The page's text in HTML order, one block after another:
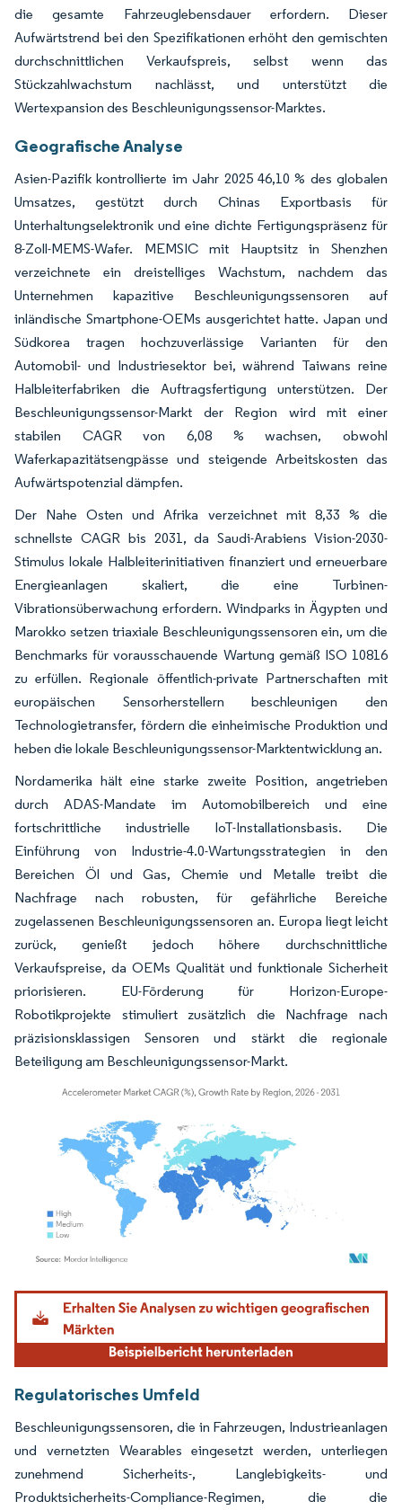
die gesamte Fahrzeuglebensdauer erfordern. Dieser
Aufwärtstrend bei den Spezifikationen erhöht den gemischten
durchschnittlichen Verkaufspreis, selbst wenn das
Stückzahlwachstum nachlässt, und unterstützt die
Wertexpansion des Beschleunigungssensor-Marktes.
Geografische Analyse
Asien-Pazifik kontrollierte im Jahr 2025 46,10 % des globalen
Umsatzes, gestützt durch Chinas Exportbasis für
Unterhaltungselektronik und eine dichte Fertigungspräsenz für
8-Zoll-MEMS-Wafer. MEMSIC mit Hauptsitz in Shenzhen
verzeichnete ein dreistelliges Wachstum, nachdem das
Unternehmen kapazitive Beschleunigungssensoren auf
inländische Smartphone-OEMs ausgerichtet hatte. Japan und
Südkorea tragen hochzuverlässige Varianten für den
Automobil- und Industriesektor bei, während Taiwans reine
Halbleiterfabriken die Auftragsfertigung unterstützen. Der
Beschleunigungssensor-Markt der Region wird mit einer
stabilen CAGR von 6,08 % wachsen, obwohl
Waferkapazitätsengpässe und steigende Arbeitskosten das
Aufwärtspotenzial dämpfen.
Der Nahe Osten und Afrika verzeichnet mit 8,33 % die
schnellste CAGR bis 2031, da Saudi-Arabiens Vision-2030-
Stimulus lokale Halbleiterinitiativen finanziert und erneuerbare
Energieanlagen skaliert, die eine Turbinen-
Vibrationsüberwachung erfordern. Windparks in Ägypten und
Marokko setzen triaxiale Beschleunigungssensoren ein, um die
Benchmarks für vorausschauende Wartung gemäß ISO 10816
zu erfüllen. Regionale öffentlich-private Partnerschaften mit
europäischen Sensorherstellern beschleunigen den
Technologietransfer, fördern die einheimische Produktion und
heben die lokale Beschleunigungssensor-Marktentwicklung an.
Nordamerika hält eine starke zweite Position, angetrieben
durch ADAS-Mandate im Automobilbereich und eine
fortschrittliche industrielle IoT-Installationsbasis. Die
Einführung von Industrie-4.0-Wartungsstrategien in den
Bereichen Öl und Gas, Chemie und Metalle treibt die
Nachfrage nach robusten, für gefährliche Bereiche
zugelassenen Beschleunigungssensoren an. Europa liegt leicht
zurück, genießt jedoch höhere durchschnittliche
Verkaufspreise, da OEMs Qualität und funktionale Sicherheit
priorisieren. EU-Förderung für Horizon-Europe-
Robotikprojekte stimuliert zusätzlich die Nachfrage nach
präzisionsklassigen Sensoren und stärkt die regionale
Beteiligung am Beschleunigungssensor-Markt.
Bild © Mordor Intelligence. Wiederverwendung erfordert Namensnennung gemäß
Regulatorisches Umfeld
Beschleunigungssensoren, die in Fahrzeugen, Industrieanlagen
und vernetzten Wearables eingesetzt werden, unterliegen
zunehmend Sicherheits-, Langlebigkeits- und
Produktsicherheits-Compliance-Regimen, die die